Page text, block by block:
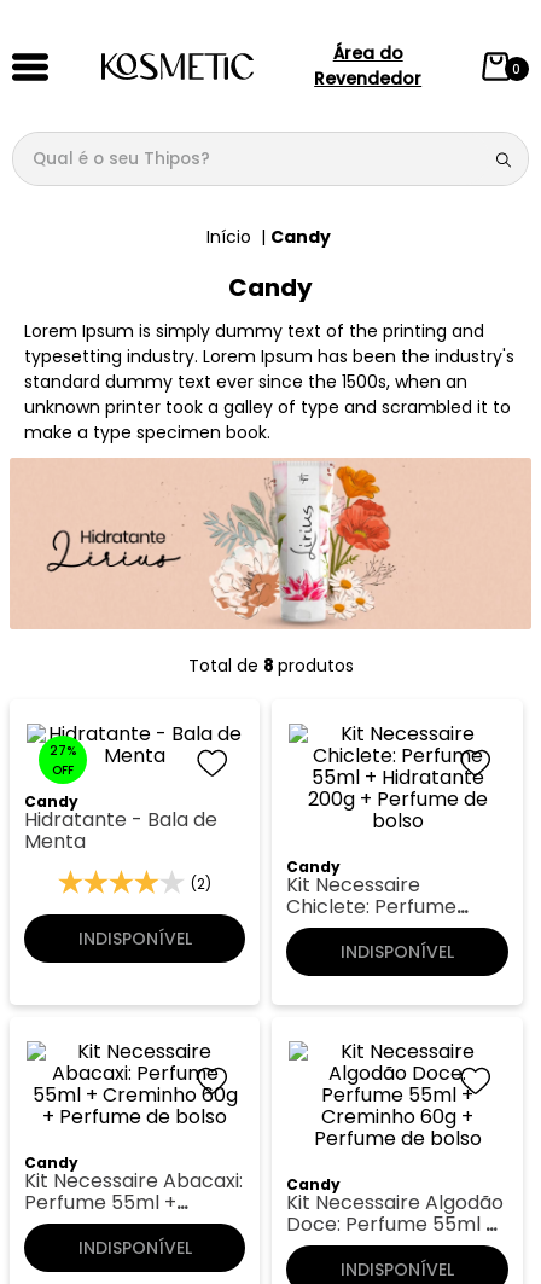
Área do
Revendedor
0
Qual é o seu Thipos?
Candy
Candy
Lorem Ipsum is simply dummy text of the printing and
typesetting industry. Lorem Ipsum has been the industry's
standard dummy text ever since the 1500s, when an
unknown printer took a galley of type and scrambled it to
make a type specimen book.
8 produtos
27%
OFF
Candy
Hidratante - Bala de
Menta
(2)
INDISPONÍVEL
Candy
Kit Necessaire
Chiclete: Perfume
55ml + Hidratante
200g + Perfume de
bolso
INDISPONÍVEL
Candy
Kit Necessaire Abacaxi:
Perfume 55ml +
Creminho 60g +
Perfume de bolso
INDISPONÍVEL
Candy
Kit Necessaire Algodão
Doce: Perfume 55ml +
Creminho 60g +
Perfume de bolso
INDISPONÍVEL
3º
146
4º
box
5º
107
6º
105
118
10º 108